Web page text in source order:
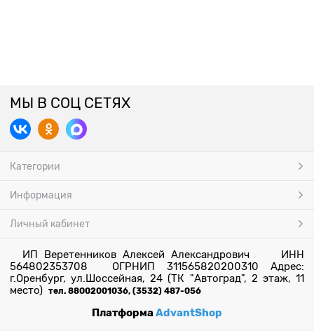
МЫ В СОЦ СЕТЯХ
Категории
Информация
Личный кабинет
ИП Веретенников Алексей Александрович ИНН
564802353708 ОГРНИП 311565820200310 Адрес:
г.Оренбург, ул.Шоссейная, 24 (ТК "Автоград", 2 этаж, 11
место) тел. 88002001036, (3532) 487-056
ПлатформаAdvantShop